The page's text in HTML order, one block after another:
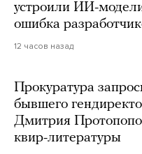
устроили ИИ-
ошибка
12 часов назад
Прокуратура
бывшего
Дмитрия
квир-литературы